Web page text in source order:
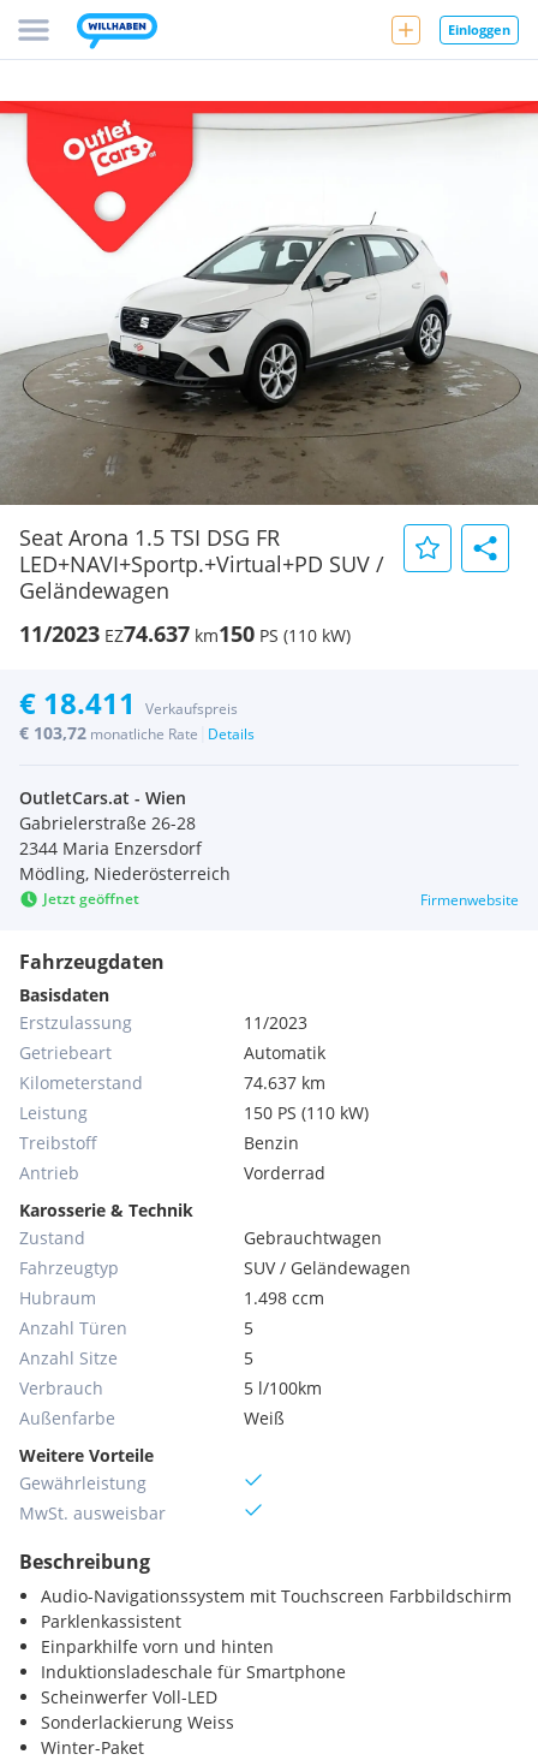
Einloggen
Seat Arona 1.5 TSI DSG FR
LED+NAVI+Sportp.+Virtual+PD SUV /
Geländewagen
11/2023 EZ74.637 km150 PS (110 kW)
€ 18.411 Verkaufspreis
€ 103,72 monatliche Rate Details
OutletCars.at - Wien
Gabrielerstraße 26-28
2344 Maria Enzersdorf
Mödling, Niederösterreich
Jetzt geöffnet Firmenwebsite
Fahrzeugdaten
Basisdaten
Erstzulassung
11/2023
Getriebeart
Automatik
Kilometerstand
74.637 km
Leistung
150 PS (110 kW)
Treibstoff
Benzin
Antrieb
Vorderrad
Karosserie & Technik
Zustand
Gebrauchtwagen
Fahrzeugtyp
SUV / Geländewagen
Hubraum
1.498 ccm
Anzahl Türen
5
Anzahl Sitze
5
Verbrauch
5 l/100km
Außenfarbe
Weiß
Weitere Vorteile
Gewährleistung
MwSt. ausweisbar
Beschreibung
Audio-Navigationssystem mit Touchscreen Farbbildschirm
Parklenkassistent
Einparkhilfe vorn und hinten
Induktionsladeschale für Smartphone
Scheinwerfer Voll-LED
Sonderlackierung Weiss
Winter-Paket